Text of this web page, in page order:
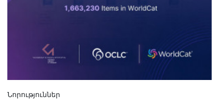
Նորություններ